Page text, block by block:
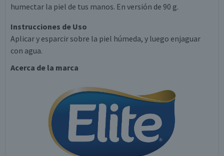
humectar la piel de tus manos. En versión de 90 g.
Instrucciones de Uso
Aplicar y esparcir sobre la piel húmeda, y luego enjaguar
con agua.
Acerca de la marca